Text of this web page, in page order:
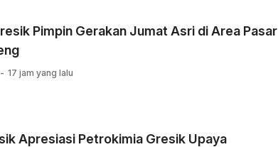
Pimpin Gerakan Jumat Asri di Area Pasar
17 jam yang lalu
Apresiasi Petrokimia Gresik Upaya